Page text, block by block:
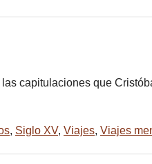
capitulaciones que
, Siglo XV, Viajes, Viajes